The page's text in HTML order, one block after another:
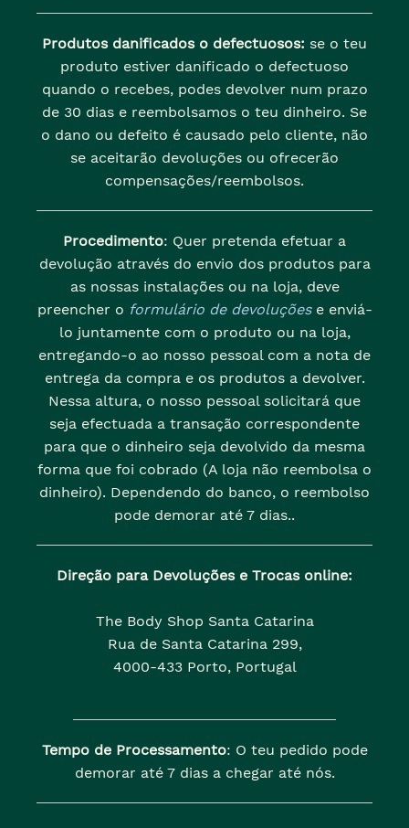
Produtos danificados o defectuosos: se o teu
produto estiver danificado o defectuoso
quando o recebes, podes devolver num prazo
de 30 dias e reembolsamos o teu dinheiro. Se
o dano ou defeito é causado pelo cliente, não
se aceitarão devoluções ou ofrecerão
compensações/reembolsos.
Procedimento: Quer pretenda efetuar a
devolução através do envio dos produtos para
as nossas instalações ou na loja, deve
preencher o formulário de devoluçõese enviá-
lo juntamente com o produto ou na loja,
entregando-o ao nosso pessoal com a nota de
entrega da compra e os produtos a devolver.
Nessa altura, o nosso pessoal solicitará que
seja efectuada a transação correspondente
para que o dinheiro seja devolvido da mesma
forma que foi cobrado (A loja não reembolsa o
dinheiro). Dependendo do banco, o reembolso
pode demorar até 7 dias..
Direção para Devoluções e Trocas online:
The Body Shop Santa Catarina
Rua de Santa Catarina 299,
4000-433 Porto, Portugal
Tempo de Processamento: O teu pedido pode
demorar até 7 dias a chegar até nós.